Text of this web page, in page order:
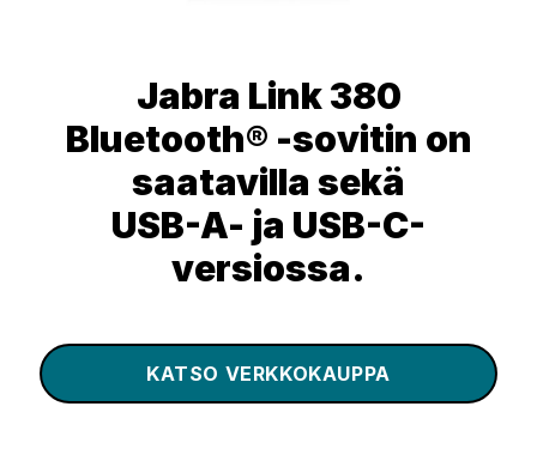
Jabra Link 380
Bluetooth® -sovitin on
saatavilla sekä
USB-A- ja USB-C-
versiossa.
KATSO VERKKOKAUPPA